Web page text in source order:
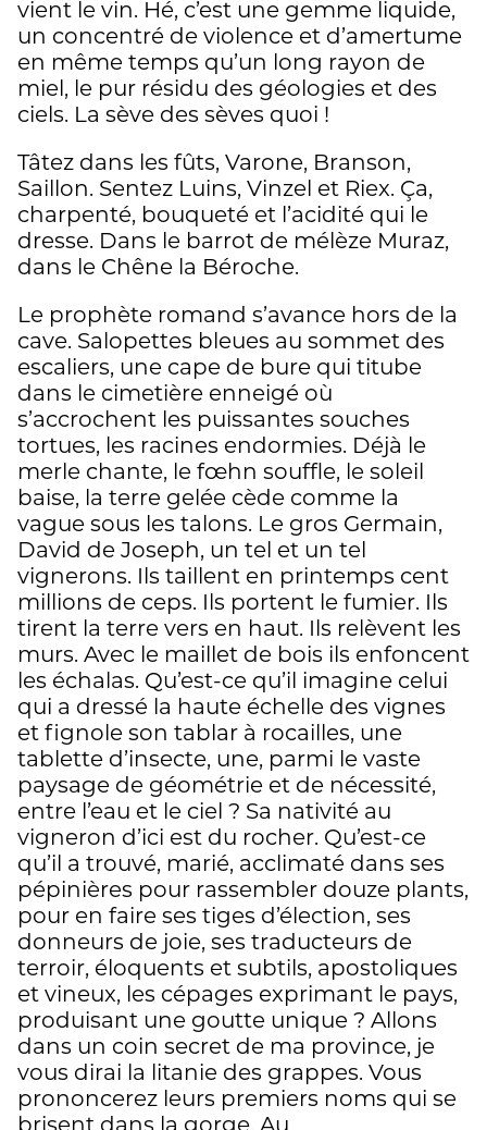
vient le vin. Hé, c’est une gemme liquide,
un concentré de violence et d’amertume
en même temps qu’un long rayon de
miel, le pur résidu des géologies et des
ciels. La sève des sèves quoi !
Tâtez dans les fûts, Varone, Branson,
Saillon. Sentez Luins, Vinzel et Riex. Ça,
charpenté, bouqueté et l’acidité qui le
dresse. Dans le barrot de mélèze Muraz,
dans le Chêne la Béroche.
Le prophète romand s’avance hors de la
cave. Salopettes bleues au sommet des
escaliers, une cape de bure qui titube
dans le cimetière enneigé où
s’accrochent les puissantes souches
tortues, les racines endormies. Déjà le
merle chante, le fœhn souffle, le soleil
baise, la terre gelée cède comme la
vague sous les talons. Le gros Germain,
David de Joseph, un tel et un tel
vignerons. Ils taillent en printemps cent
millions de ceps. Ils portent le fumier. Ils
tirent la terre vers en haut. Ils relèvent les
murs. Avec le maillet de bois ils enfoncent
les échalas. Qu’est-ce qu’il imagine celui
qui a dressé la haute échelle des vignes
et fignole son tablar à rocailles, une
tablette d’insecte, une, parmi le vaste
paysage de géométrie et de nécessité,
entre l’eau et le ciel ? Sa nativité au
vigneron d’ici est du rocher. Qu’est-ce
qu’il a trouvé, marié, acclimaté dans ses
pépinières pour rassembler douze plants,
pour en faire ses tiges d’élection, ses
donneurs de joie, ses traducteurs de
terroir, éloquents et subtils, apostoliques
et vineux, les cépages exprimant le pays,
produisant une goutte unique ? Allons
dans un coin secret de ma province, je
vous dirai la litanie des grappes. Vous
prononcerez leurs premiers noms qui se